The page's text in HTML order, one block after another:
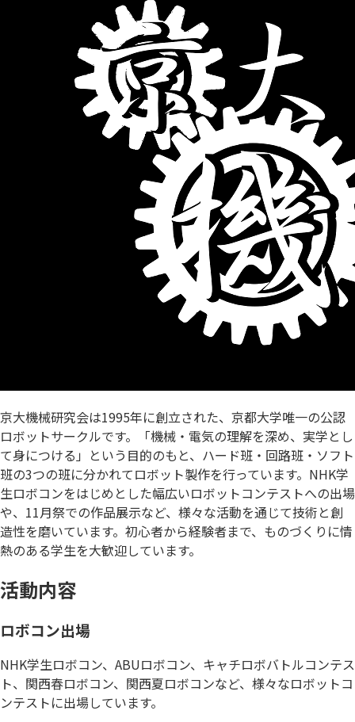
京大機械研究会は1995年に創立された、京都大学唯一の公認
ロボットサークルです。「機械・電気の理解を深め、実学とし
て身につける」という目的のもと、ハード班・回路班・ソフト
班の3つの班に分かれてロボット製作を行っています。NHK学
生ロボコンをはじめとした幅広いロボットコンテストへの出場
や、11月祭での作品展示など、様々な活動を通じて技術と創
造性を磨いています。初心者から経験者まで、ものづくりに情
熱のある学生を大歓迎しています。
活動内容
ロボコン出場
NHK学生ロボコン、ABUロボコン、キャチロボバトルコンテス
ト、関西春ロボコン、関西夏ロボコンなど、様々なロボットコ
ンテストに出場しています。